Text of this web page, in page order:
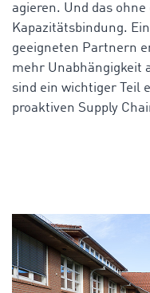
agieren. Und das
Kapazitätsbindung.
geeigneten Partnern
mehr Unabhängigkeit
sind ein wichtiger Teil
proaktiven Supply